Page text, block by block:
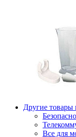
Другие товары
Все для